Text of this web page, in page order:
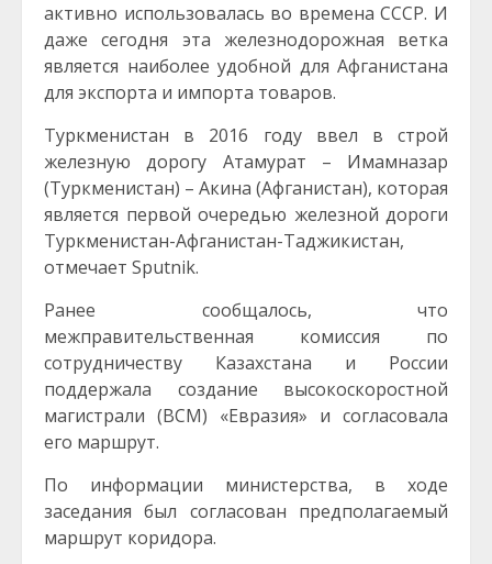
активно использовалась во времена СССР. И
даже сегодня эта железнодорожная ветка
является наиболее удобной для Афганистана
для экспорта и импорта товаров.
Туркменистан в 2016 году ввел в строй
железную дорогу Атамурат – Имамназар
(Туркменистан) – Акина (Афганистан), которая
является первой очередью железной дороги
Туркменистан-Афганистан-Таджикистан,
отмечает Sputnik.
Ранее сообщалось, что
межправительственная комиссия по
сотрудничеству Казахстана и России
поддержала создание высокоскоростной
магистрали (ВСМ) «Евразия» и согласовала
его маршрут.
По информации министерства, в ходе
заседания был согласован предполагаемый
маршрут коридора.